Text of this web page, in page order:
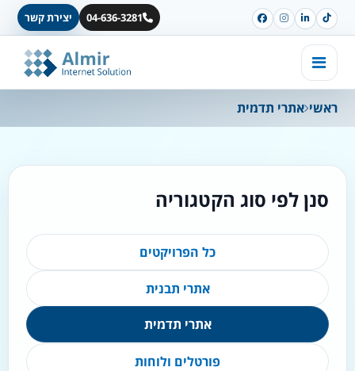
04-636-3281 יצירת קשר
ראשי אתרי תדמית
סנן לפי סוג הקטגוריה
כל הפרויקטים
אתרי תבנית
אתרי תדמית
פורטלים ולוחות